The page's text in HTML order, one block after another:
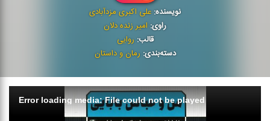
نویسنده: علی اکبری مزدآبادی
راوی: امیر زنده دلان
قالب: روایی
دسته‌بندی: رمان و داستان
Error loading media: File could not be played